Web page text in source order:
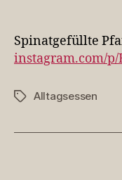
Spinatgefüllte
instagram.com/
Schlagwörter
Alltagsessen